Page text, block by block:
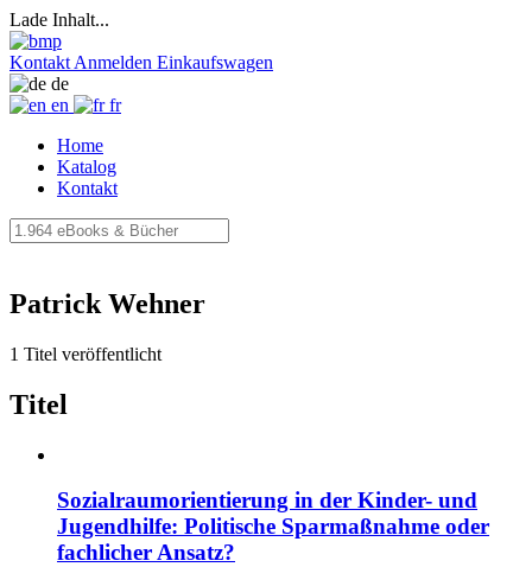
Lade Inhalt...
Kontakt Anmelden Einkaufswagen
de
en
fr
Home
Katalog
Kontakt
Patrick Wehner
1 Titel veröffentlicht
Titel
Sozialraumorientierung in der Kinder- und
Jugendhilfe: Politische Sparmaßnahme oder
fachlicher Ansatz?